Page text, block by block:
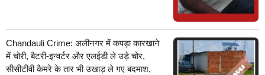
Chandauli Crime: अलीनगर में कपड़ा कारखाने
में चोरी, बैटरी-इन्वर्टर और एलईडी ले उड़े चोर,
सीसीटीवी कैमरे के तार भी उखाड़ ले गए बदमाश,